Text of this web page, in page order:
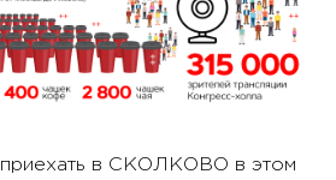
приехать в СКОЛКОВО в этом